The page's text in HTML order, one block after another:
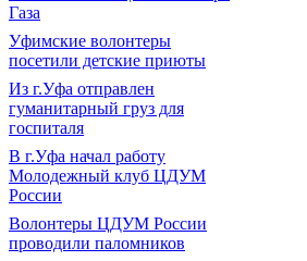
Газа
Уфимские волонтеры
посетили детские приюты
Из г.Уфа отправлен
гуманитарный груз для
госпиталя
В г.Уфа начал работу
Молодежный клуб ЦДУМ
России
Волонтеры ЦДУМ России
проводили паломников